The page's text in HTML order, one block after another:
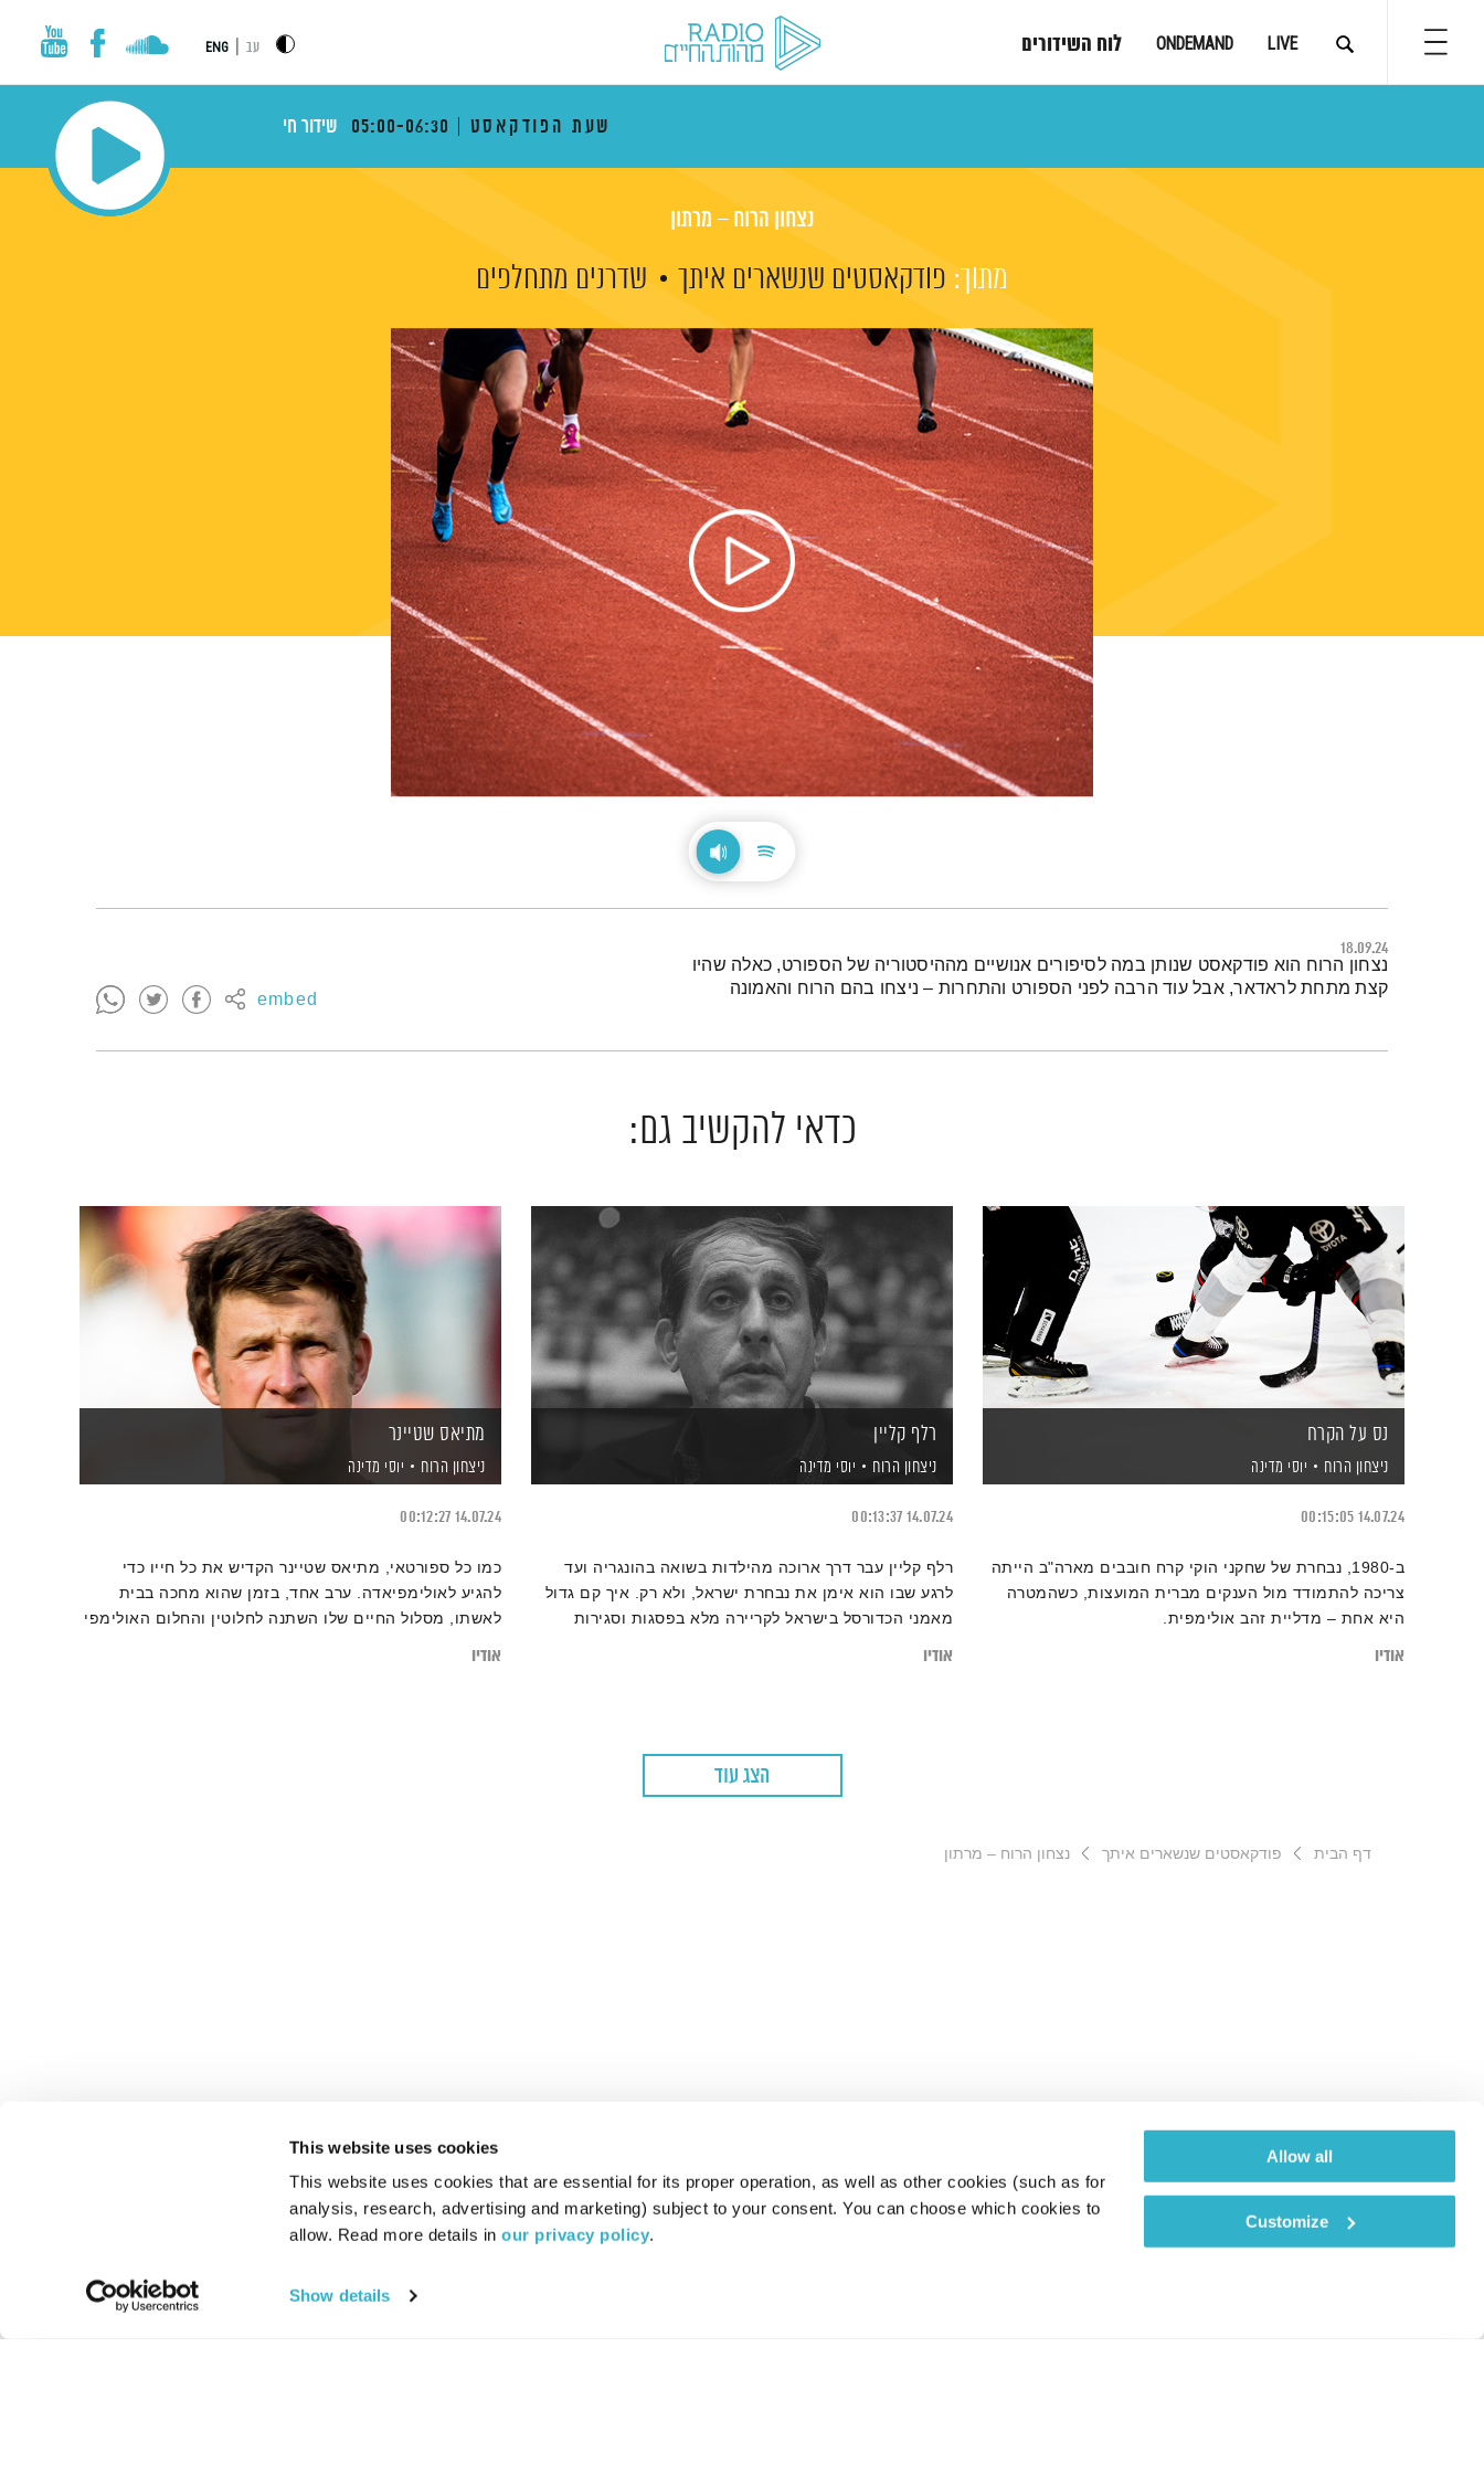
This website uses cookies
This website uses cookies that are essential for its proper operation, as well as other cookies (such as for
analysis, research, advertising and marketing) subject to your consent. You can choose which cookies to
allow. Read more details in our privacy policy.
Show details
Allow all
Customize
LIVE
ONDEMAND לוח השידורים עב ENG
שעת הפודקאסט 05:00-06:30 שידור חי
נצחון הרוח – מרתון
מתוך: פודקאסטים שנשארים איתך שדרנים מתחלפים
18.09.24
embed
תמצית הפודקאסט
נצחון הרוח הוא פודקאסט שנותן במה לסיפורים אנושיים מההיסטוריה של הספורט, כאלה שהיו
קצת מתחת לראדאר, אבל עוד הרבה לפני הספורט והתחרות – ניצחו בהם הרוח והאמונה
כדאי להקשיב גם:
נס על הקרח
ניצחון הרוח יוסי מדינה
14.07.24
00:15:05
ב-1980, נבחרת של שחקני הוקי קרח חובבים מארה"ב הייתה
צריכה להתמודד מול הענקים מברית המועצות, כשהמטרה
היא אחת – מדליית זהב אולימפית.
אודיו
רלף קליין
ניצחון הרוח יוסי מדינה
14.07.24
00:13:37
רלף קליין עבר דרך ארוכה מהילדות בשואה בהונגריה ועד
לרגע שבו הוא אימן את נבחרת ישראל, ולא רק. איך קם גדול
מאמני הכדורסל בישראל לקריירה מלא בפסגות וסגירות
אודיו
מתיאס שטיינר
ניצחון הרוח יוסי מדינה
14.07.24
00:12:27
כמו כל ספורטאי, מתיאס שטיינר הקדיש את כל חייו כדי
להגיע לאולימפיאדה. ערב אחד, בזמן שהוא מחכה בבית
לאשתו, מסלול החיים שלו השתנה לחלוטין והחלום האולימפי
אודיו
הצג עוד
דף הבית פודקאסטים שנשארים איתך נצחון הרוח – מרתון